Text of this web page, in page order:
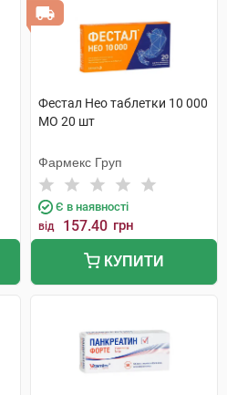
Фестал Нео таблетки 10 000
МО 20 шт
Фармекс Груп
Є в наявності
від 157.40 грн
КУПИТИ